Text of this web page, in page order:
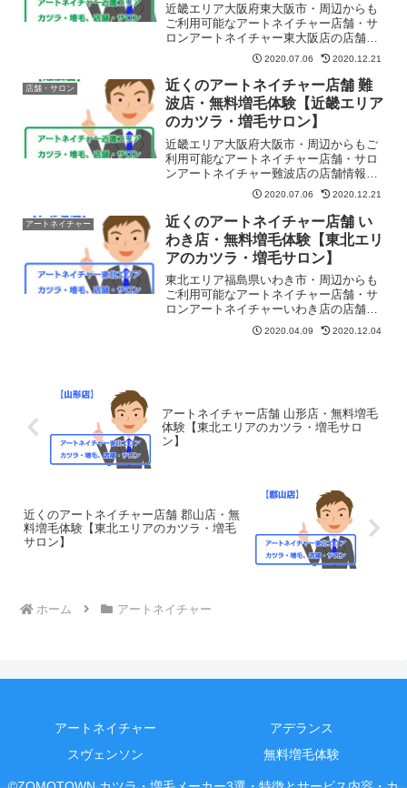
近畿エリア大阪府東大阪市・周辺からも
ご利用可能なアートネイチャー店舗・サ
ロンアートネイチャー東大阪店の店舗情
報・地図・住所・予約・営業日・定休
日・営業時間などを紹介しています。無
料お試しや無料増毛体験もコチラでご予
約できます。近鉄線布施駅北出口より徒
歩2分
2020.07.06 2020.12.21
店舗・サロン
近くのアートネイチャー店舗 難
波店・無料増毛体験【近畿エリア
のカツラ・増毛サロン】
近畿エリア大阪府大阪市・周辺からもご
利用可能なアートネイチャー店舗・サロ
ンアートネイチャー難波店の店舗情報・
地図・住所・予約・営業日・定休日・営
業時間などを紹介しています。無料お試
しや無料増毛体験もコチラでご予約でき
ます。地下鉄御堂筋線なんば駅より徒歩1
分千日前線なんば駅より徒歩1分近鉄難波
駅より徒歩1分
2020.07.06 2020.12.21
アートネイチャー
近くのアートネイチャー店舗 い
わき店・無料増毛体験【東北エリ
アのカツラ・増毛サロン】
東北エリア福島県いわき市・周辺からも
ご利用可能なアートネイチャー店舗・サ
ロンアートネイチャーいわき店の店舗情
報・地図・住所・予約・営業日・定休
日・営業時間などを紹介しています。無
2020.04.09 2020.12.04
アートネイチャー店舗 山形店・無料増毛
体験【東北エリアのカツラ・増毛サロ
ン】
近くのアートネイチャー店舗 郡山店・無
料増毛体験【東北エリアのカツラ・増毛
サロン】
ホーム アートネイチャー
アートネイチャー
アデランス
スヴェンソン
無料増毛体験